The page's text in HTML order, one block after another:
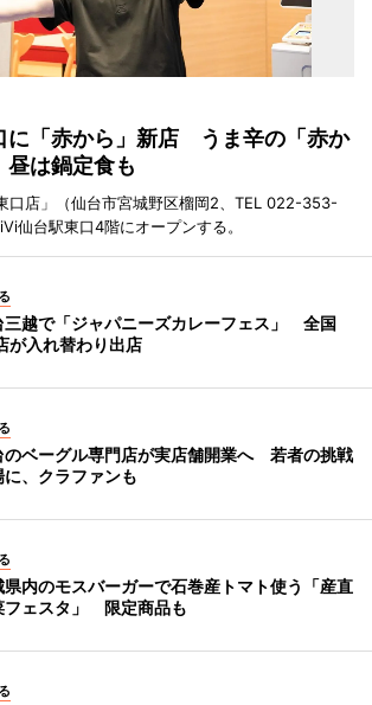
に「赤から」新店 うま辛の「赤か
昼は鍋定食も
口店」（仙台市宮城野区榴岡2、TEL 022-353-
仙台駅東口4階にオープンする。
三越で「ジャパニーズカレーフェス」 全国
が入れ替わり出店
のベーグル専門店が実店舗開業へ 若者の挑戦
に、クラファンも
県内のモスバーガーで石巻産トマト使う「産直
フェスタ」 限定商品も